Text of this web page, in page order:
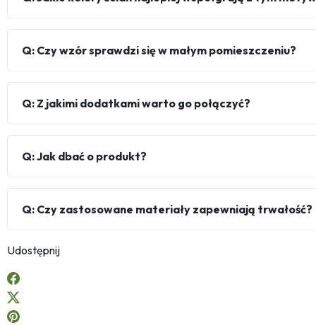
Q: Czy wzór sprawdzi się w małym pomieszczeniu?
Q: Z jakimi dodatkami warto go połączyć?
Q: Jak dbać o produkt?
Q: Czy zastosowane materiały zapewniają trwałość?
Udostępnij